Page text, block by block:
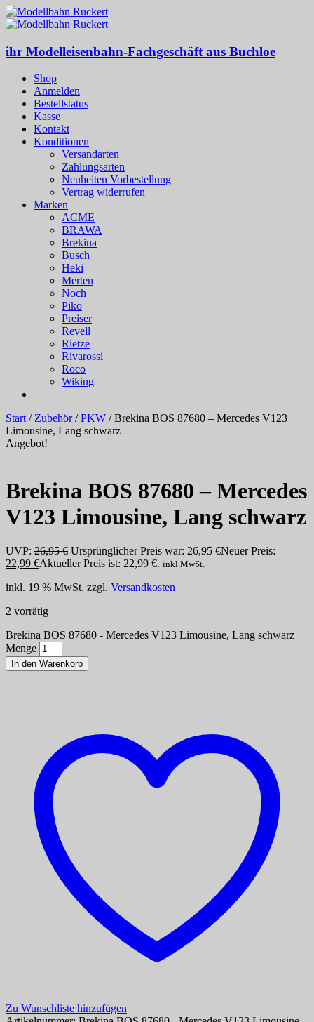
ihr Modelleisenbahn-Fachgeschäft aus Buchloe
Shop
Anmelden
Bestellstatus
Kasse
Kontakt
Konditionen
Versandarten
Zahlungsarten
Neuheiten Vorbestellung
Vertrag widerrufen
Marken
ACME
BRAWA
Brekina
Busch
Heki
Merten
Noch
Piko
Preiser
Revell
Rietze
Rivarossi
Roco
Wiking
Start/Zubehör/PKW / Brekina BOS 87680 – Mercedes V123
Limousine, Lang schwarz
Angebot!
Brekina BOS 87680 – Mercedes
V123 Limousine, Lang schwarz
UVP: 26,95€ Ursprünglicher Preis war: 26,95 €Neuer Preis:
22,99 €Aktueller Preis ist: 22,99 €. inkl.MwSt.
inkl. 19 % MwSt. zzgl. Versandkosten
2 vorrätig
Brekina BOS 87680 - Mercedes V123 Limousine, Lang schwarz
Menge
In den Warenkorb
Zu Wunschliste hinzufügen